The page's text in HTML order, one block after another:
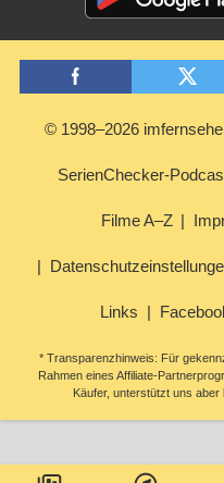
© 1998–2026
SerienChecker-
Filme A–Z
Links
* Transparenzhinweis: Für
Rahmen eines Affiliate-
Käufer, unterstützt uns aber